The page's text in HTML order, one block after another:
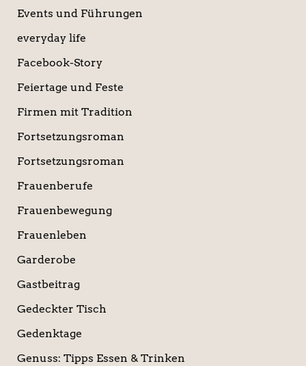
Events und Führungen
everyday life
Facebook-Story
Feiertage und Feste
Firmen mit Tradition
Fortsetzungsroman
Fortsetzungsroman
Frauenberufe
Frauenbewegung
Frauenleben
Garderobe
Gastbeitrag
Gedeckter Tisch
Gedenktage
Genuss: Tipps Essen & Trinken